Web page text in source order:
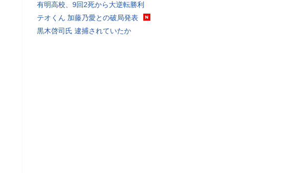
有明高校、9回2死から大逆転勝利
テオくん 加藤乃愛との破局発表
黒木啓司氏 逮捕されていたか